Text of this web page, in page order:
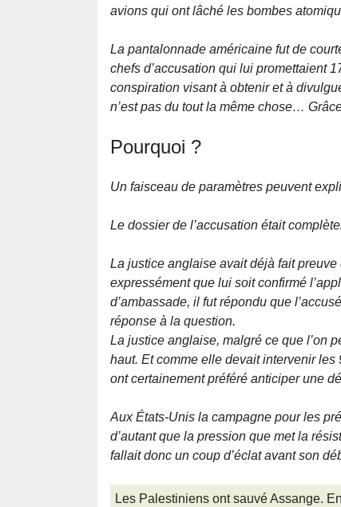
avions qui ont lâché les bombes
La pantalonnade américaine fut de
chefs d’accusation qui lui promettaient
conspiration visant à obtenir et à
n’est pas du tout la même chose…
Pourquoi ?
Un faisceau de paramètres peuvent
Le dossier de l’accusation était
La justice anglaise avait déjà fait
expressément que lui soit confirmé
d’ambassade, il fut répondu que l’accusé
réponse à la question.
La justice anglaise, malgré ce que l’on
haut. Et comme elle devait intervenir
ont certainement préféré anticiper une
Aux États-Unis la campagne pour les
d’autant que la pression que met la
fallait donc un coup d’éclat avant son
Les Palestiniens ont sauvé Assange.